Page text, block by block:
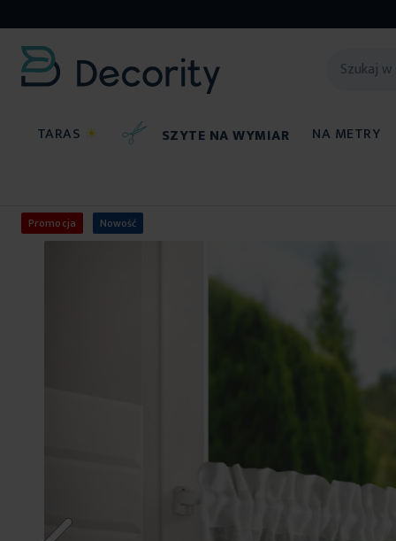
TARAS ☀ SZYTE NA WYMIAR NA METRY
Promocja Nowość